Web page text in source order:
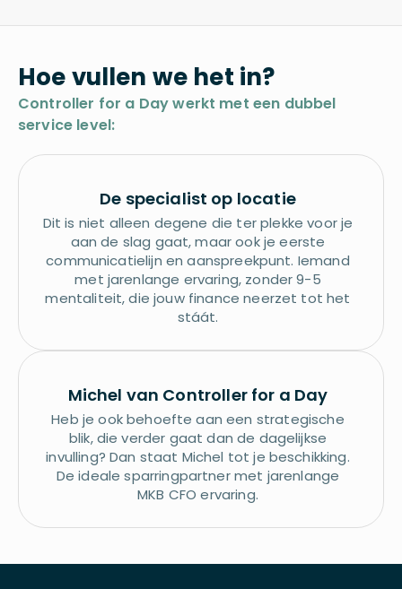
Hoe vullen we het in?
Controller for a Day werkt met een dubbel
service level:
De specialist op locatie
Dit is niet alleen degene die ter plekke voor je
aan de slag gaat, maar ook je eerste
communicatielijn en aanspreekpunt. Iemand
met jarenlange ervaring, zonder 9-5
mentaliteit, die jouw finance neerzet tot het
stáát.
Michel van Controller for a Day
Heb je ook behoefte aan een strategische
blik, die verder gaat dan de dagelijkse
invulling? Dan staat Michel tot je beschikking.
De ideale sparringpartner met jarenlange
MKB CFO ervaring.